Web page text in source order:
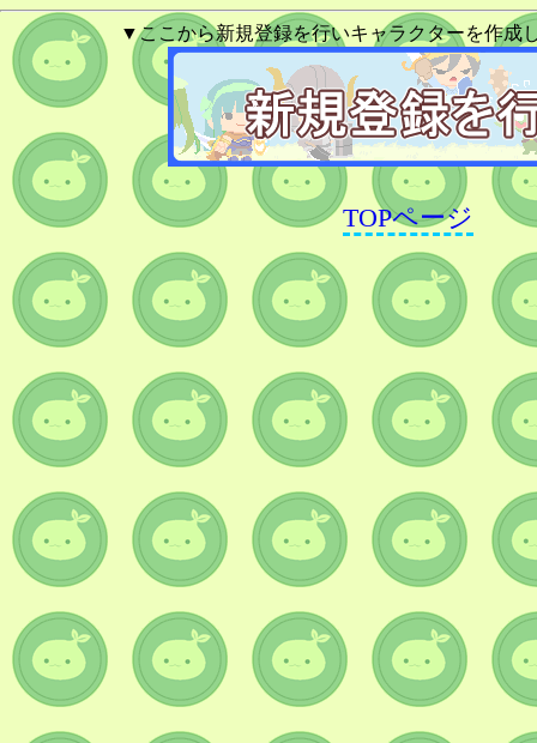
▼ここから新規登録を行いキャラクターを作成
TOPページ